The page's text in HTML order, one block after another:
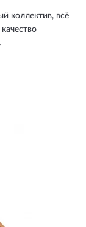
коллектив, всё